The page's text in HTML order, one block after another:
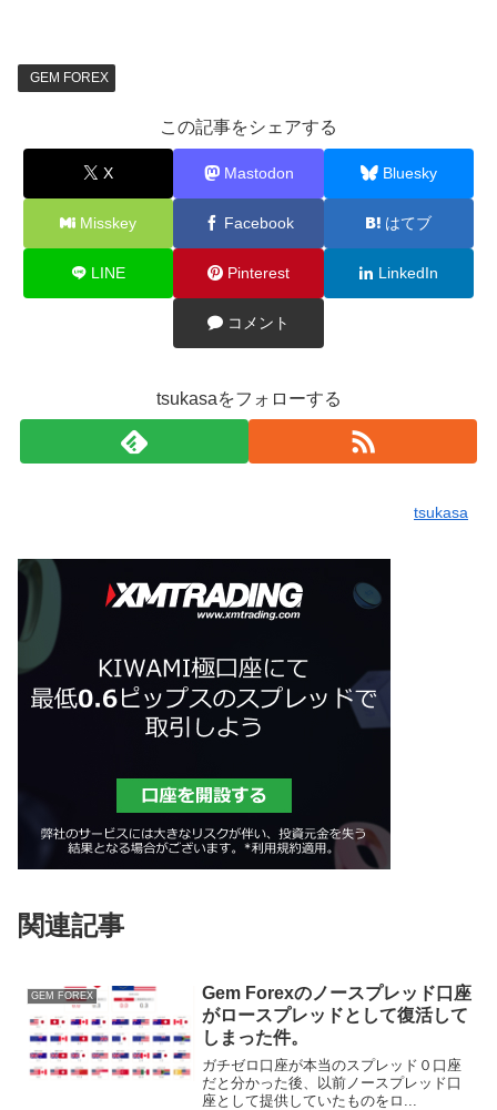
GEM FOREX
この記事をシェアする
X Mastodon Bluesky
Misskey Facebook はてブ
LINE Pinterest LinkedIn
コメント
tsukasaをフォローする
tsukasa
関連記事
GEM FOREX
Gem Forexのノースプレッド口座
がロースプレッドとして復活して
しまった件。
ガチゼロ口座が本当のスプレッド０口座
だと分かった後、以前ノースプレッド口
座として提供していたものをロ...